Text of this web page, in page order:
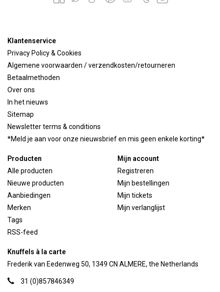
Klantenservice
Privacy Policy & Cookies
Algemene voorwaarden / verzendkosten/retourneren
Betaalmethoden
Over ons
In het nieuws
Sitemap
Newsletter terms & conditions
*Meld je aan voor onze nieuwsbrief en mis geen enkele korting*
Producten
Alle producten
Nieuwe producten
Aanbiedingen
Merken
Tags
RSS-feed
Mijn account
Registreren
Mijn bestellingen
Mijn tickets
Mijn verlanglijst
Knuffels à la carte
Frederik van Eedenweg 50, 1349 CN ALMERE, the Netherlands
31 (0)857846349